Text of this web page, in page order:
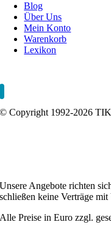
Blog
Über Uns
Mein Konto
Warenkorb
Lexikon
© Copyright 1992-2026
Unsere Angebote richten
schließen keine Verträge mit
Alle Preise in Euro zzgl.